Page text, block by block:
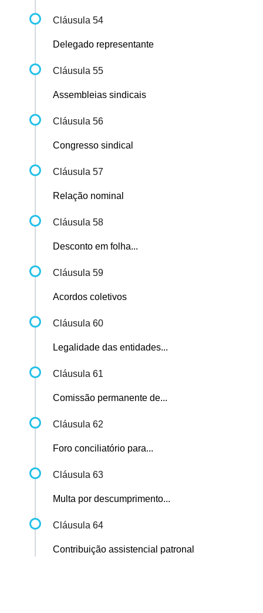
Cláusula 54
Delegado representante
Cláusula 55
Assembleias sindicais
Cláusula 56
Congresso sindical
Cláusula 57
Relação nominal
Cláusula 58
Desconto em folha...
Cláusula 59
Acordos coletivos
Cláusula 60
Legalidade das entidades...
Cláusula 61
Comissão permanente de...
Cláusula 62
Foro conciliatório para...
Cláusula 63
Multa por descumprimento...
Cláusula 64
Contribuição assistencial patronal